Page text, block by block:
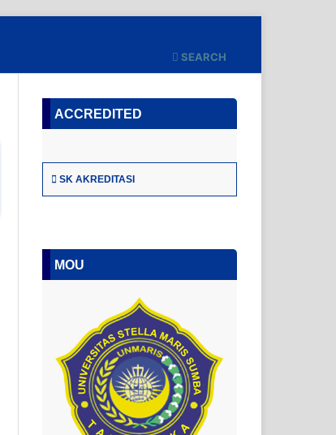
SEARCH
ACCREDITED
SK AKREDITASI
MOU